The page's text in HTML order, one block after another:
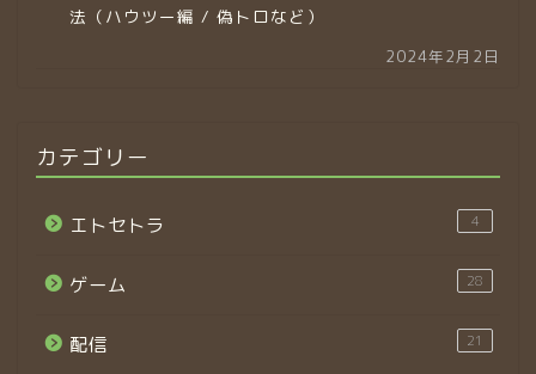
法（ハウツー編 / 偽トロなど）
2024年2月2日
カテゴリー
エトセトラ 4
ゲーム 28
配信 21